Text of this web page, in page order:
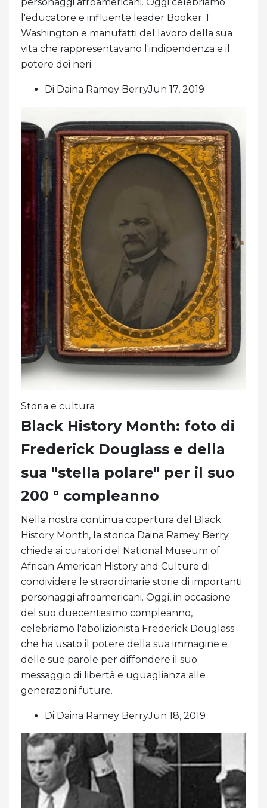
personaggi afroamericani. Oggi celebriamo
l'educatore e influente leader Booker T.
Washington e manufatti del lavoro della sua
vita che rappresentavano l'indipendenza e il
potere dei neri.
Di Daina Ramey BerryJun 17, 2019
Storia e cultura
Black History Month: foto di
Frederick Douglass e della
sua "stella polare" per il suo
200 ° compleanno
Nella nostra continua copertura del Black
History Month, la storica Daina Ramey Berry
chiede ai curatori del National Museum of
African American History and Culture di
condividere le straordinarie storie di importanti
personaggi afroamericani. Oggi, in occasione
del suo duecentesimo compleanno,
celebriamo l'abolizionista Frederick Douglass
che ha usato il potere della sua immagine e
delle sue parole per diffondere il suo
messaggio di libertà e uguaglianza alle
generazioni future.
Di Daina Ramey BerryJun 18, 2019